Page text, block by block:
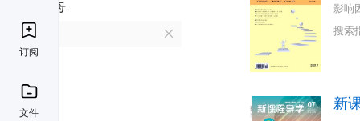
订阅
文件
首字母
影响
搜索
新